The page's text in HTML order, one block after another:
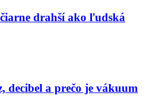
drahší ako ľudská
decibel a prečo je vákuum